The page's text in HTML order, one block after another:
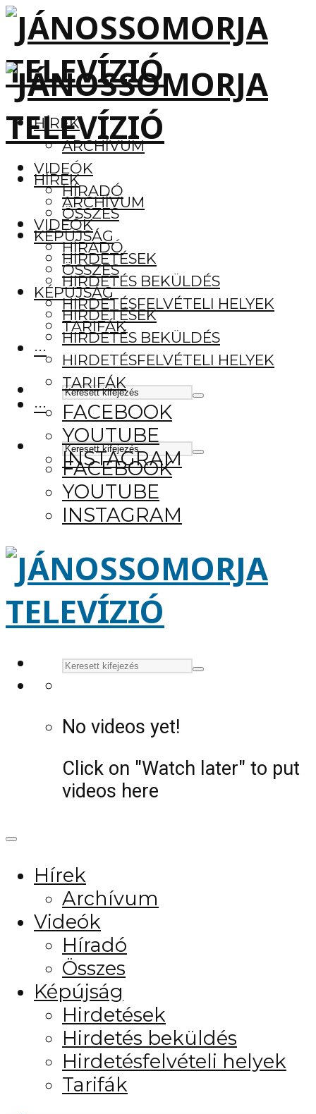
HÍREK
ARCHÍVUM
VIDEÓK
HÍRADÓ
ÖSSZES
KÉPÚJSÁG
HIRDETÉSEK
HIRDETÉS BEKÜLDÉS
HIRDETÉSFELVÉTELI HELYEK
TARIFÁK
···
FACEBOOK
YOUTUBE
INSTAGRAM
HÍREK
ARCHÍVUM
VIDEÓK
HÍRADÓ
ÖSSZES
KÉPÚJSÁG
HIRDETÉSEK
HIRDETÉS BEKÜLDÉS
HIRDETÉSFELVÉTELI HELYEK
TARIFÁK
···
FACEBOOK
YOUTUBE
INSTAGRAM
No videos yet!
Click on "Watch later" to put
videos here
Hírek
Archívum
Videók
Híradó
Összes
Képújság
Hirdetések
Hirdetés beküldés
Hirdetésfelvételi helyek
Tarifák